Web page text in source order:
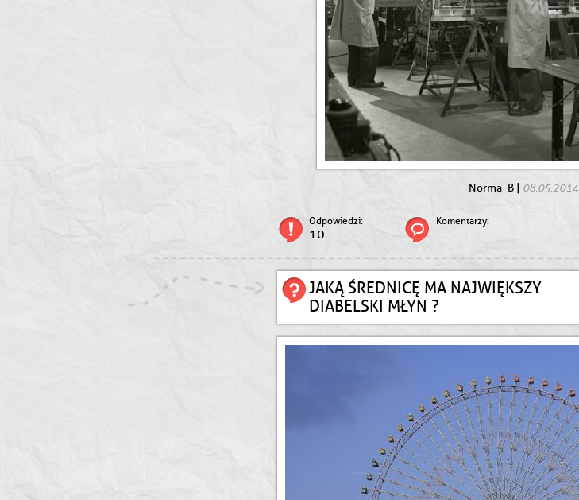
Norma_B 08.05.2014
Odpowiedzi:
10
Komentarzy:
JAKĄ ŚREDNICĘ MA NAJWIĘKSZY
DIABELSKI MŁYN ?